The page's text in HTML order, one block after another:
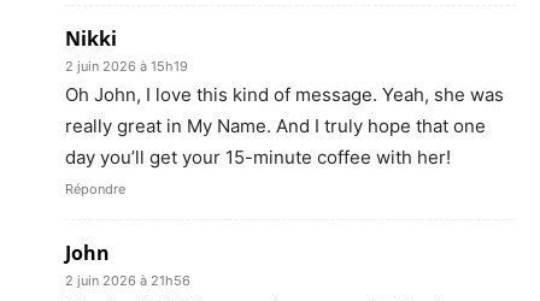
Nikki
2 juin 2026 à 15h19
Oh John, I love this kind of message. Yeah, she was
really great in My Name. And I truly hope that one
day you’ll get your 15-minute coffee with her!
Répondre
John
2 juin 2026 à 21h56